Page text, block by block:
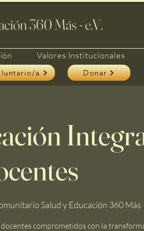
360 Más - e.V.
Valores Institucionales
a Donar
Salud y Educación 360 Más
comprometidos con la